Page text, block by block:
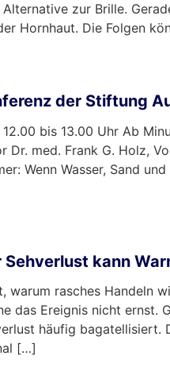
zur Brille.
Hornhaut. Die Folgen
der Stiftung
bis 13.00 Uhr Ab
Dr. med. Frank G. Holz,
Wenn Wasser, Sand
kann
warum rasches Handeln
das Ereignis nicht ernst.
häufig bagatellisiert.
[…]